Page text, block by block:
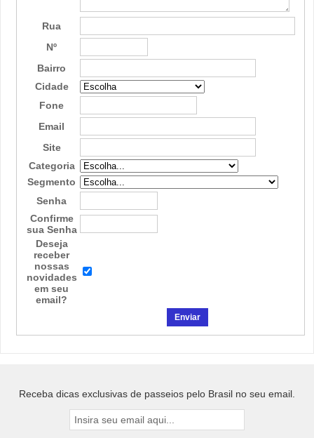
Rua
Nº
Bairro
Cidade
Fone
Email
Site
Categoria
Segmento
Senha
Confirme
sua Senha
Deseja
receber
nossas
novidades
em seu
email?
Receba dicas exclusivas de passeios pelo Brasil no seu email.